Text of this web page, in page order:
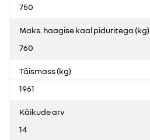
750
Maks. haagise kaal piduritega (kg)
760
Täismass (kg)
1961
Käikude arv
14